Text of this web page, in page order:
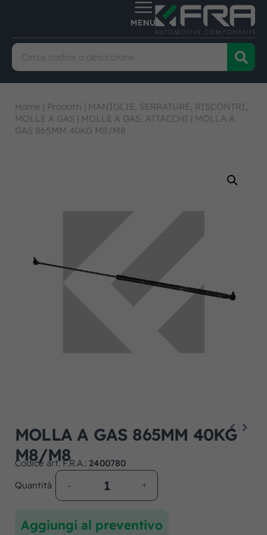
Home | Prodotti | MANIGLIE, SERRATURE, RISCONTRI,
MOLLE A GAS | MOLLE A GAS, ATTACCHI | MOLLA A
GAS 865MM 40KG M8/M8
MOLLA A GAS 865MM 40KG
M8/M8
Codice art. F.R.A.: 2400780
Quantità
Aggiungi al preventivo